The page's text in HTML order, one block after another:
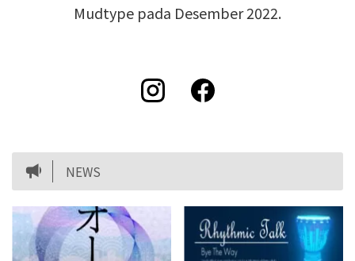
Mudtype pada Desember 2022.
NEWS